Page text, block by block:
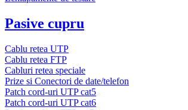
Pasive cupru
Cablu retea UTP
Cablu retea FTP
Cabluri retea speciale
Prize si Conectori de date/telefon
Patch cord-uri UTP cat5
Patch cord-uri UTP cat6